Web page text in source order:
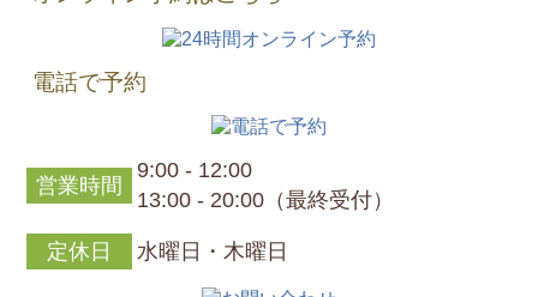
電話で予約
営業時間
9:00 - 12:00
13:00 - 20:00（最終受付）
定休日 水曜日・木曜日